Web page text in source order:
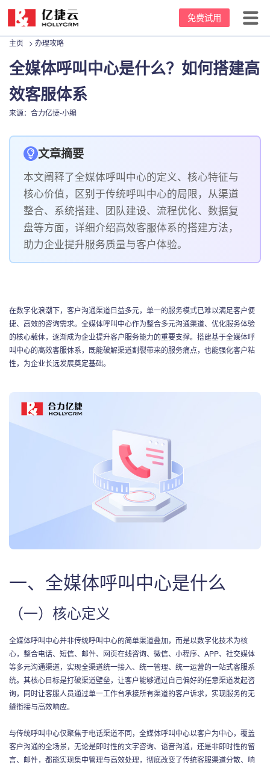
免费试用
首页
产品中心
云呼叫中心
客服电话系统
电话外呼系统
外呼机器人
95呼叫中心
坐席价格
客户案例
资源中心
新闻动态
办理攻略
常用话术
关于我们
公司介绍
发展里程碑
主页 > 办理攻略
全媒体呼叫中心是什么？如何搭建高
效客服体系
来源：合力亿捷-小编
文章摘要
本文阐释了全媒体呼叫中心的定义、核心特征与
核心价值，区别于传统呼叫中心的局限，从渠道
整合、系统搭建、团队建设、流程优化、数据复
盘等方面，详细介绍高效客服体系的搭建方法，
助力企业提升服务质量与客户体验。
在数字化浪潮下，客户沟通渠道日益多元，单一的服务模式已难以满足客户便
捷、高效的咨询需求。全媒体呼叫中心作为整合多元沟通渠道、优化服务体验
的核心载体，逐渐成为企业提升客户服务能力的重要支撑。搭建基于全媒体呼
叫中心的高效客服体系，既能破解渠道割裂带来的服务痛点，也能强化客户粘
性，为企业长远发展奠定基础。
一、全媒体呼叫中心是什么
（一）核心定义
全媒体呼叫中心并非传统呼叫中心的简单渠道叠加，而是以数字化技术为核
心，整合电话、短信、邮件、网页在线咨询、微信、小程序、APP、社交媒体
等多元沟通渠道，实现全渠道统一接入、统一管理、统一运营的一站式客服系
统。其核心目标是打破渠道壁垒，让客户能够通过自己偏好的任意渠道发起咨
询，同时让客服人员通过单一工作台承接所有渠道的客户诉求，实现服务的无
缝衔接与高效响应。
与传统呼叫中心仅聚焦于电话渠道不同，全媒体呼叫中心以客户为中心，覆盖
客户沟通的全场景，无论是即时性的文字咨询、语音沟通，还是非即时性的留
言、邮件，都能实现集中管理与高效处理，彻底改变了传统客服渠道分散、响